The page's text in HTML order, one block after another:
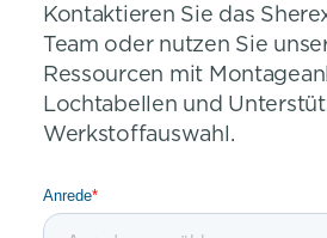
Kontaktieren Sie das
Team oder nutzen Sie
Ressourcen mit
Lochtabellen und
Werkstoffauswahl.